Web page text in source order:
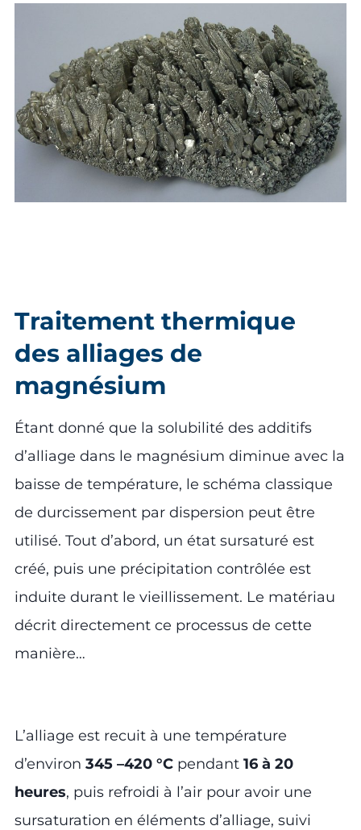
Traitement thermique
des alliages de
magnésium
Étant donné que la solubilité des additifs
d’alliage dans le magnésium diminue avec la
baisse de température, le schéma classique
de durcissement par dispersion peut être
utilisé. Tout d’abord, un état sursaturé est
créé, puis une précipitation contrôlée est
induite durant le vieillissement. Le matériau
décrit directement ce processus de cette
manière…
L’alliage est recuit à une température
d’environ 345 –420 °C pendant 16 à 20
heures, puis refroidi à l’air pour avoir une
sursaturation en éléments d’alliage, suivi